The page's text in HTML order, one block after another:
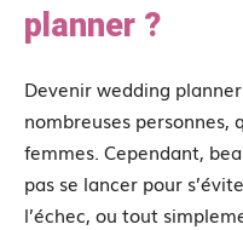
planner ?
Devenir wedding
nombreuses personnes,
femmes. Cependant,
pas se lancer pour
l’échec, ou tout